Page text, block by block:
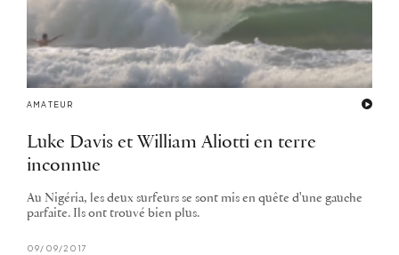
AMATEUR
Luke Davis et William Aliotti en terre
inconnue
Au Nigéria, les deux surfeurs se sont mis en quête d'une gauche
parfaite. Ils ont trouvé bien plus.
09/09/2017